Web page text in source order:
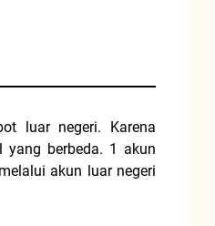
luar negeri. Karena
yang berbeda. 1 akun
akun luar negeri